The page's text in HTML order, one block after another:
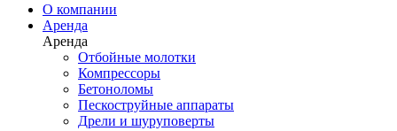
О компании
Аренда
Аренда
Отбойные молотки
Компрессоры
Бетоноломы
Пескоструйные аппараты
Дрели и шуруповерты